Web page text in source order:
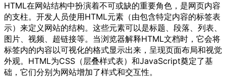
HTML在网站结构中扮演着不可或缺的重要角色，是网页内容
的支柱。开发人员使用HTML元素（由包含特定内容的标签表
示）来定义网站的结构。这些元素可以是标题、段落、列表、
图片、视频、超链接等。当浏览器解释HTML文档时，它会将
标签内的内容以可视化的格式显示出来，呈现页面布局和视觉
外观。HTML为CSS（层叠样式表）和JavaScript奠定了基
础，它们分别为网站增加了样式和交互性。